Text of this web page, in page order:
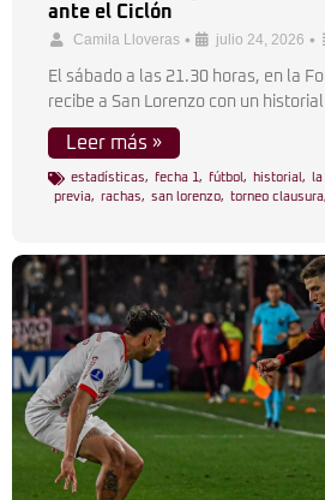
ante el Ciclón
Camila Lloveras • julio 24, 2026 •
El sábado a las 21.30 horas, en la
recibe a San Lorenzo con un
Leer más »
estadísticas, fecha 1 , fútbol , historial ,
previa, rachas, san lorenzo, torneo clausura,